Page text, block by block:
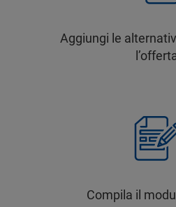
Aggiungi le
Compila il